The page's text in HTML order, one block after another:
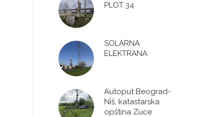
PLOT 34
SOLARNA
ELEKTRANA
Autoput Beograd-
Niš, katastarska
opština Zuce